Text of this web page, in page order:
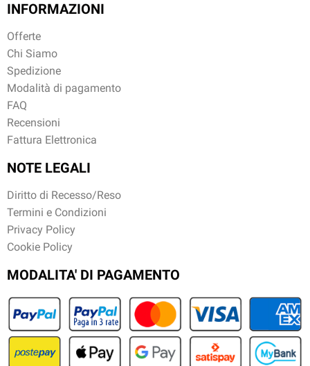
INFORMAZIONI
Offerte
Chi Siamo
Spedizione
Modalità di pagamento
FAQ
Recensioni
Fattura Elettronica
NOTE LEGALI
Diritto di Recesso/Reso
Termini e Condizioni
Privacy Policy
Cookie Policy
MODALITA' DI PAGAMENTO